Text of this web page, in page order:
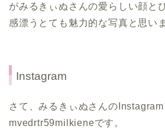
がみるきぃぬさんの愛らしい顔と
感漂うとても魅力的な写真と思い
Instagram
さて、みるきぃぬさんのInstagram
mvedrtr59milkieneです。